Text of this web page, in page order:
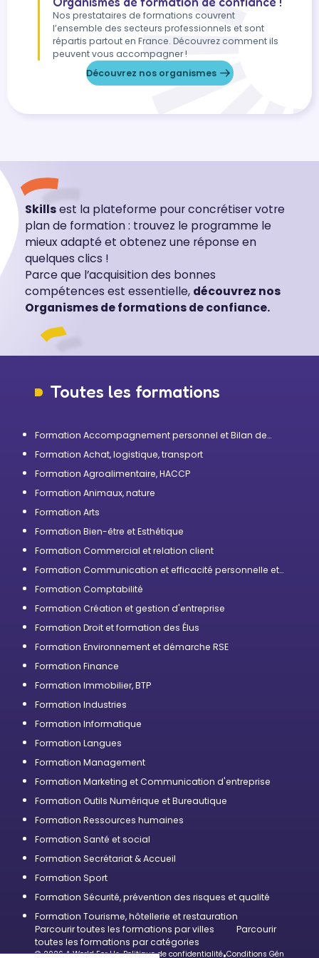
Nos prestataires de formations couvrent
l’ensemble des secteurs professionnels et sont
répartis partout en France. Découvrez comment ils
peuvent vous accompagner !
Découvrez nos organismes
Skillsest la plateforme pour concrétiser votre
plan de formation : trouvez le programme le
mieux adapté et obtenez une réponse en
quelques clics !
Parce que l’acquisition des bonnes
compétences est essentielle, découvrez nos
Organismes de formations de confiance.
Toutes les formations
Formation Accompagnement personnel et Bilan de
Formation Achat, logistique, transport
Formation Agroalimentaire, HACCP
Formation Animaux, nature
Formation Arts
Formation Bien-être et Esthétique
Formation Commercial et relation client
Formation Communication et efficacité personnelle et
Formation Comptabilité
Formation Création et gestion d'entreprise
Formation Droit et formation des Élus
Formation Environnement et démarche RSE
Formation Finance
Formation Immobilier, BTP
Formation Industries
Formation Informatique
Formation Langues
Formation Management
Formation Marketing et Communication d'entreprise
Formation Outils Numérique et Bureautique
Formation Ressources humaines
Formation Santé et social
Formation Secrétariat & Accueil
Formation Sport
Formation Sécurité, prévention des risques et qualité
Formation Tourisme, hôtellerie et restauration
Parcourir toutes les formations par villes
Parcourir
toutes les formations par catégories
© 2026 A World For Us Politique de confidentialité Conditions Générales